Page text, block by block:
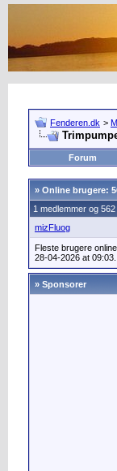
Fenderen.dk >
Forum
» Online brugere:
1 medlemmer og
mizFluog
Fleste brugere
28-04-2026 at 09:03.
» Sponsorer